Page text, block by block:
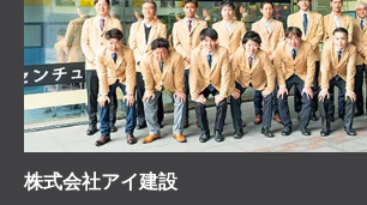
株式会社アイ建設